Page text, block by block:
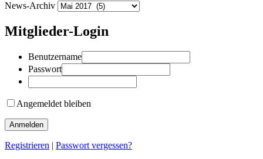
News-Archiv
Mitglieder-Login
Benutzername
Passwort
Angemeldet bleiben
Registrieren | Passwort vergessen?